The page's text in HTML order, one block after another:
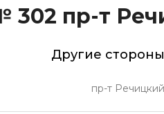
302 пр-т
Другие
пр-т